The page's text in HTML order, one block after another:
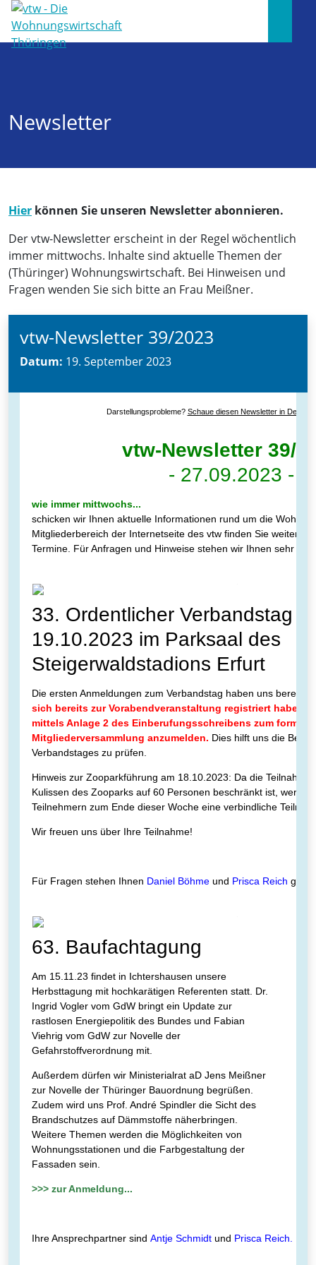
Newsletter
Hier können Sie unseren Newsletter abonnieren.
Der vtw-Newsletter erscheint in der Regel wöchentlich
immer mittwochs. Inhalte sind aktuelle Themen der
(Thüringer) Wohnungswirtschaft. Bei Hinweisen und
Fragen wenden Sie sich bitte an Frau Meißner.
vtw-Newsletter 39/2023
Datum: 19. September 2023